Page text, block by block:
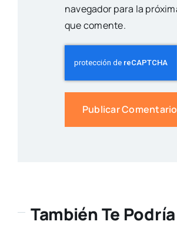
navegador para la
que comente.
También Te